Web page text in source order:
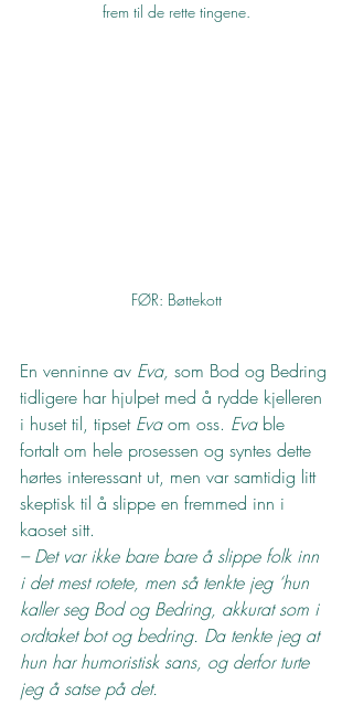
frem til de rette tingene.
FØR: Bøttekott
En venninne av Eva, som Bod og Bedring
tidligere har hjulpet med å rydde kjelleren
i huset til, tipset Eva om oss. Eva ble
fortalt om hele prosessen og syntes dette
hørtes interessant ut, men var samtidig litt
skeptisk til å slippe en fremmed inn i
kaoset sitt.
– Det var ikke bare bare å slippe folk inn
i det mest rotete, men så tenkte jeg ‘hun
kaller seg Bod og Bedring, akkurat som i
ordtaket bot og bedring. Da tenkte jeg at
hun har humoristisk sans, og derfor turte
jeg å satse på det.